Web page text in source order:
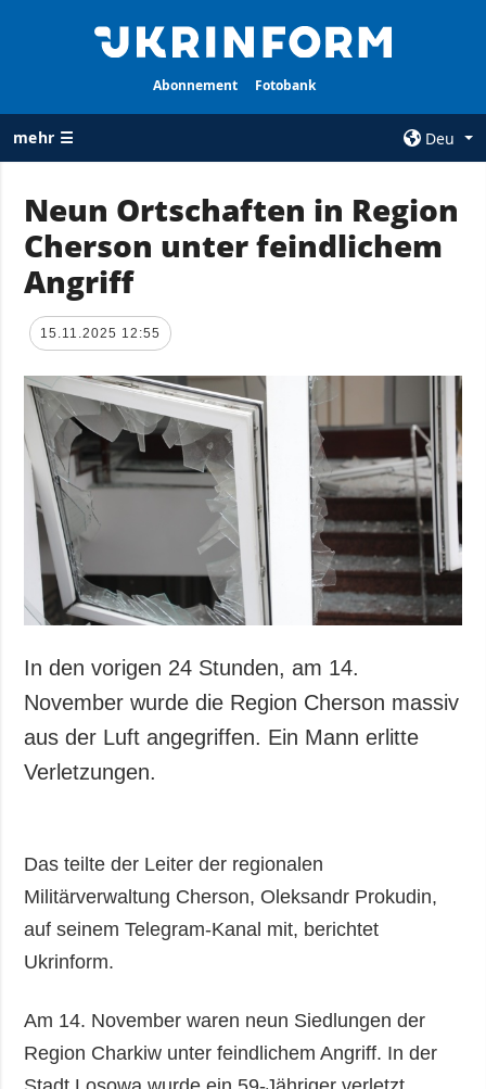
Abonnement Fotobank
mehr ☰
Deu
ALLE
RUBRIKEN
Krieg
Wiederaufbau
Politik
Wirtschaft
Militär
Gesellschaft und
Kultur
Sport
Kriminalität
Notstand und
AGENTUR
Politik zur
Vertraulichkeit
und zum Schutz
personenbezogener
Daten
ZUSÄTZLICH
Veröffentlichungen
Interview
LEISTUNGEN
Abonnement
Neun Ortschaften in Region
Cherson unter feindlichem
Angriff
15.11.2025 12:55
In den vorigen 24 Stunden, am 14.
November wurde die Region Cherson massiv
aus der Luft angegriffen. Ein Mann erlitte
Verletzungen.
Das teilte der Leiter der regionalen
Militärverwaltung Cherson, Oleksandr Prokudin,
auf seinem Telegram-Kanal mit, berichtet
Ukrinform.
Am 14. November waren neun Siedlungen der
Region Charkiw unter feindlichem Angriff. In der